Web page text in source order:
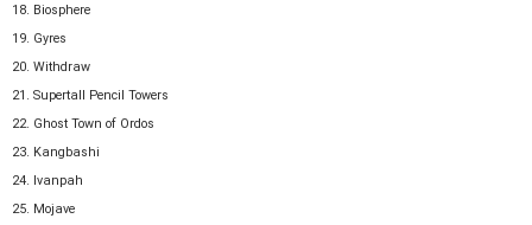
18. Biosphere
19. Gyres
20. Withdraw
21. Supertall Pencil Towers
22. Ghost Town of Ordos
23. Kangbashi
24. Ivanpah
25. Mojave